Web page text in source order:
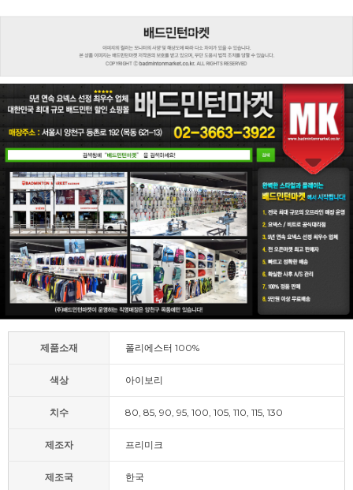
제품소재 폴리에스터 100%
색상 아이보리
치수 80, 85, 90, 95, 100, 105, 110, 115, 130
제조자 프리미크
제조국 한국